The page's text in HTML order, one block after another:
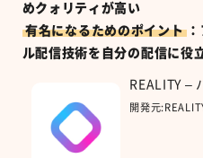
めクォリティが高い
有名になるためのポイント ：
ル配信技術を自分の配信に役
REALITY –
開発元: